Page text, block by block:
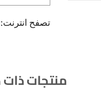
تصفح انترنت: 10 جيجا مدة الكرت: 30 يوم من تاريخ التفعيل
منتجات